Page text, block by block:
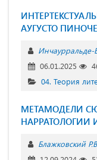
АУГУСТО
Инчаурральде-
06.01.2025
04. Теория
МЕТАМОДЕЛИ
НАРРАТОЛОГИИ
Блажковский